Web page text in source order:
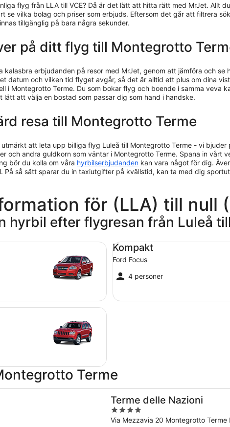
flyg från LLA till VCE? Då är det lätt att hitta rätt med MrJet. Allt
se vilka bolag och priser som erbjuds. Eftersom det går att filtrera
tillgänglig på bara några sekunder.
på ditt flyg till Montegrotto
kalasbra erbjudanden på resor med MrJet, genom att jämföra och
datum och vilken tid flyget avgår, så det är alltid ett plus om dina
i Montegrotto Terme. Du som bokar flyg och boende i samma veva
lätt att välja en bostad som passar dig som hand i handske.
resa till Montegrotto Terme
att leta upp billiga flyg Luleå till Montegrotto Terme - vi
och andra guldkorn som väntar i Montegrotto Terme. Spana in vårt
bör du kolla om våra hyrbilserbjudanden kan vara något för dig.
På så sätt sparar du in taxiutgifter på kvällstid, kan ta med dig
för (LLA) till null
hyrbil efter flygresan från Luleå
Kompakt
Ford Focus
4 personer
Kompakt Ford Focus
Terme
Terme delle Nazioni
4
out
Via Mezzavia 20 Montegrotto Terme